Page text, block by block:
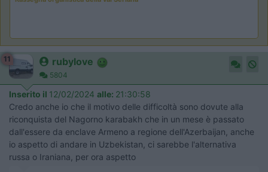
11 rubylove
5804
Inserito il 12/02/2024 alle: 21:30:58
Credo anche io che il motivo delle difficoltà sono dovute alla
riconquista del Nagorno karabakh che in un mese è passato
dall'essere da enclave Armeno a regione dell'Azerbaijan, anche
io aspetto di andare in Uzbekistan, ci sarebbe l'alternativa
russa o Iraniana, per ora aspetto